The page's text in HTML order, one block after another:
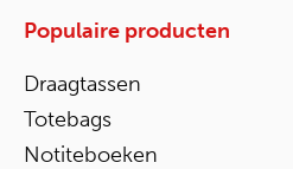
Populaire producten
Draagtassen
Totebags
Notiteboeken